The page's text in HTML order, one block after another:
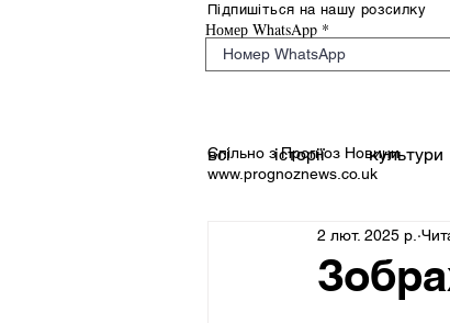
Підпишіться на нашу розсилку
Номер WhatsApp
Спільно з Прогноз Новини
www.prognoznews.co.uk
всі історії культури
2 лют. 2025 р.